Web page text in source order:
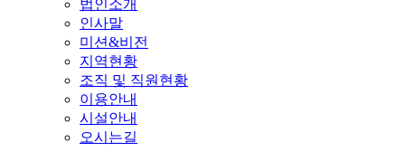
법인소개
인사말
미션&비전
지역현황
조직 및 직원현황
이용안내
시설안내
오시는길